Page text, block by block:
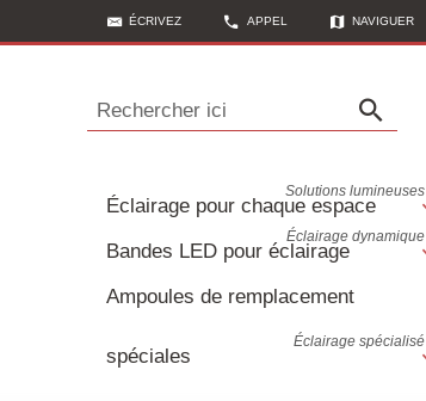
ÉCRIVEZ APPEL NAVIGUER
Rechercher ici
Éclairage pour chaque espace
Solutions lumineuses
Bandes LED pour éclairage
Éclairage dynamique
Ampoules de remplacement
spéciales
Éclairage spécialisé